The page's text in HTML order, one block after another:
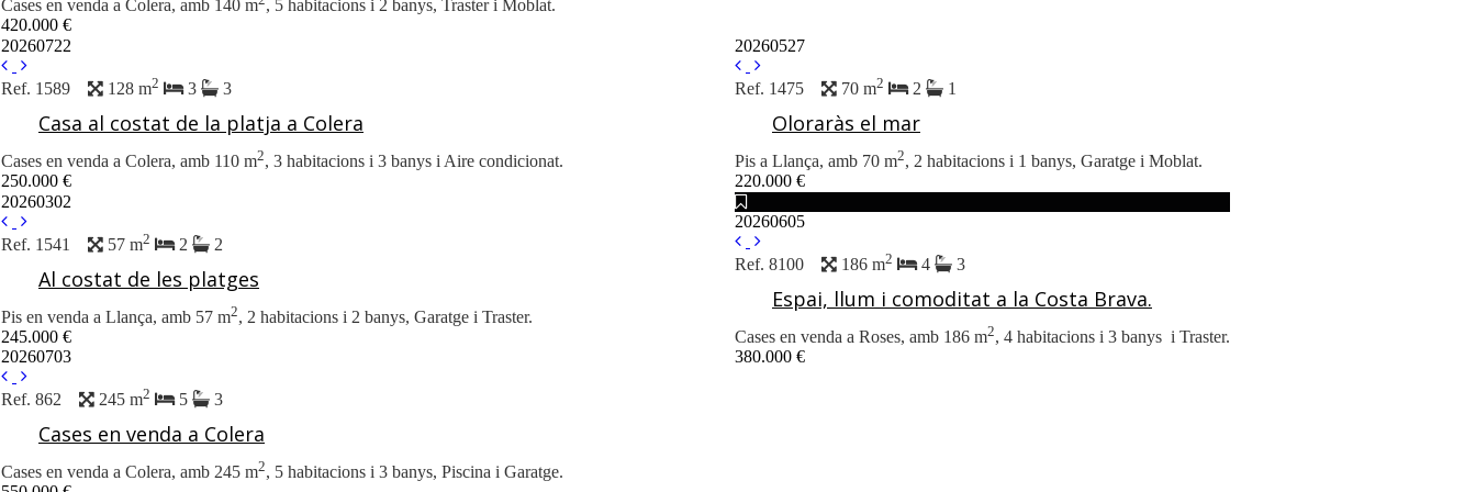
Cases en venda a Colera, amb 140 m , 5 habitacions i 2 banys, Traster i Moblat.
420.000 €
20260722
Ref. 1589 128 m2 3 3
Casa al costat de la platja a Colera
Cases en venda a Colera, amb 110 m2, 3 habitacions i 3 banys i Aire condicionat.
250.000 €
20260527
Ref. 1475 70 m2 2 1
Oloraràs el mar
Pis a Llança, amb 70 m2, 2 habitacions i 1 banys, Garatge i Moblat.
220.000 €
20260302
Ref. 1541 57 m2 2 2
Al costat de les platges
Pis en venda a Llança, amb 57 m2, 2 habitacions i 2 banys, Garatge i Traster.
245.000 €
20260605
Ref. 8100 186 m2 4 3
Espai, llum i comoditat a la Costa Brava.
Cases en venda a Roses, amb 186 m2, 4 habitacions i 3 banys i Traster.
380.000 €
20260703
Ref. 862 245 m2 5 3
Cases en venda a Colera
Cases en venda a Colera, amb 245 m2, 5 habitacions i 3 banys, Piscina i Garatge.